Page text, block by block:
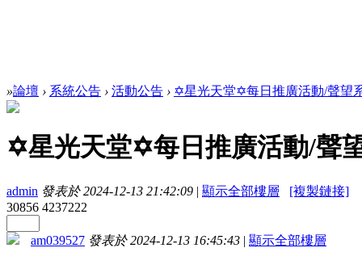
»論壇 › 系統公告 › 活動公告 › ✡星光天堂✡每日推廣活動/聲望
✡星光天堂✡每日推廣活動/聲
admin 發表於 2024-12-13 21:42:09 | 顯示全部樓層
[複製鏈接]
30856 4237222
am039527 發表於 2024-12-13 16:45:43 | 顯示全部樓層